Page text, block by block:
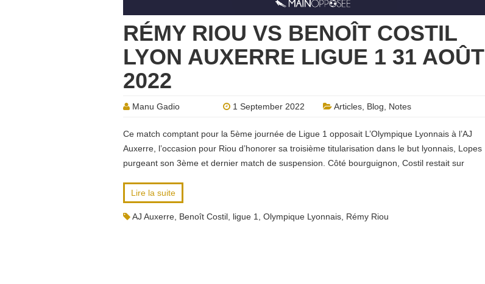
RÉMY RIOU VS BENOÎT COSTIL
LYON AUXERRE LIGUE 1 31 AOÛT
2022
Manu Gadio 1 September 2022 Articles Blog Notes
Ce match comptant pour la 5ème journée de Ligue 1 opposait L’Olympique Lyonnais à l’AJ
Auxerre, l’occasion pour Riou d’honorer sa troisième titularisation dans le but lyonnais, Lopes
purgeant son 3ème et dernier match de suspension. Côté bourguignon, Costil restait sur
Lire la suite
AJ Auxerre Benoît Costil ligue 1 Olympique Lyonnais Rémy Riou